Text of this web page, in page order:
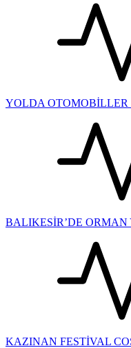
YOLDA OTOMOBİLLER
BALIKESİR’DE ORMAN
KAZINAN FESTİVAL